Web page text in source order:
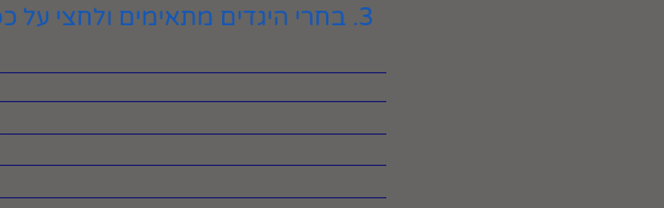
3. בחרי היגדים מתאימים ולחצי על כפתור ״הוספה״